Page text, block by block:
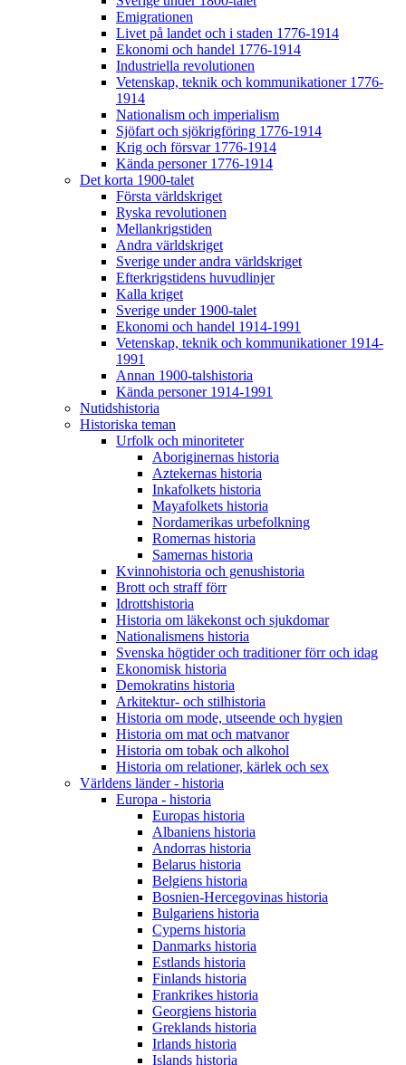
Emigrationen
Livet på landet och i staden 1776-1914
Ekonomi och handel 1776-1914
Industriella revolutionen
Vetenskap, teknik och kommunikationer 1776-
1914
Nationalism och imperialism
Sjöfart och sjökrigföring 1776-1914
Krig och försvar 1776-1914
Kända personer 1776-1914
Det korta 1900-talet
Första världskriget
Ryska revolutionen
Mellankrigstiden
Andra världskriget
Sverige under andra världskriget
Efterkrigstidens huvudlinjer
Kalla kriget
Sverige under 1900-talet
Ekonomi och handel 1914-1991
Vetenskap, teknik och kommunikationer 1914-
1991
Annan 1900-talshistoria
Kända personer 1914-1991
Nutidshistoria
Historiska teman
Urfolk och minoriteter
Aboriginernas historia
Aztekernas historia
Inkafolkets historia
Mayafolkets historia
Nordamerikas urbefolkning
Romernas historia
Samernas historia
Kvinnohistoria och genushistoria
Brott och straff förr
Idrottshistoria
Historia om läkekonst och sjukdomar
Nationalismens historia
Svenska högtider och traditioner förr och idag
Ekonomisk historia
Demokratins historia
Arkitektur- och stilhistoria
Historia om mode, utseende och hygien
Historia om mat och matvanor
Historia om tobak och alkohol
Historia om relationer, kärlek och sex
Världens länder - historia
Europa - historia
Europas historia
Albaniens historia
Andorras historia
Belarus historia
Belgiens historia
Bosnien-Hercegovinas historia
Bulgariens historia
Cyperns historia
Danmarks historia
Estlands historia
Finlands historia
Frankrikes historia
Georgiens historia
Greklands historia
Irlands historia
Islands historia